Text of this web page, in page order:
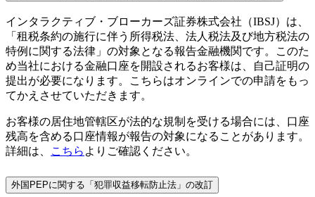
インタラクティブ・ブローカーズ証券株式会社（IBSJ）は、
「租税条約の施行に伴う所得税法、法人税法及び地方税法の
特例に関する法律」の対象となる報告金融機関です。このた
め当社における金融口座を開設されるお客様は、自己証明の
提出が必要になります。こちらはオンラインでの申請をもっ
てかえさせていただきます。
お客様の居住地管轄区が法的な規制を受ける場合には、口座
残高を含める口座情報が報告の対象になることがあります。
詳細は、
こちら よりご確認ください。
外国PEPに関する「犯罪収益移転防止法」の改訂